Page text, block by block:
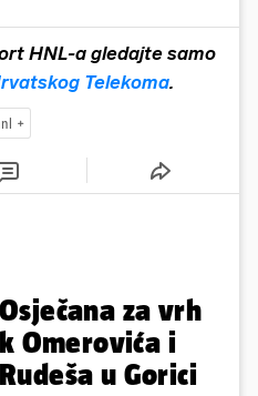
HNL-a gledajte samo
Telekoma.
za vrh
Omerovića i
u Gorici